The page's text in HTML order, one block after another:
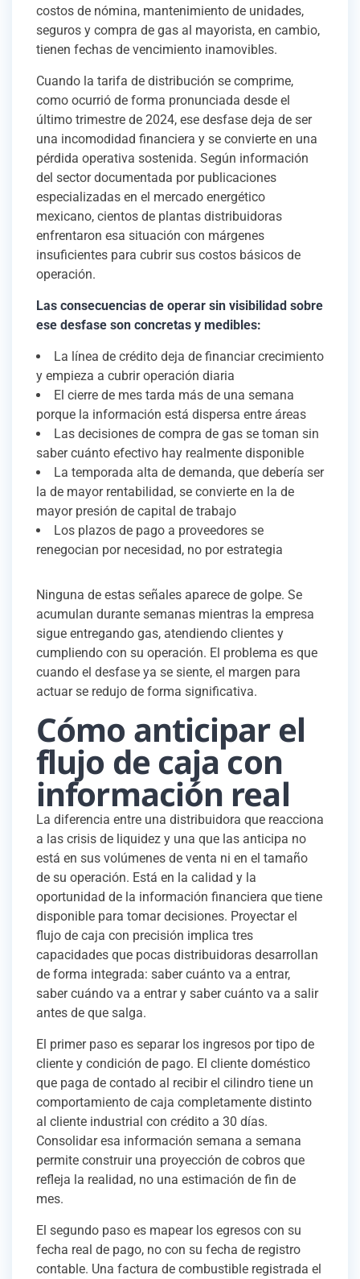
costos de nómina, mantenimiento de unidades,
seguros y compra de gas al mayorista, en cambio,
tienen fechas de vencimiento inamovibles.
Cuando la tarifa de distribución se comprime,
como ocurrió de forma pronunciada desde el
último trimestre de 2024, ese desfase deja de ser
una incomodidad financiera y se convierte en una
pérdida operativa sostenida. Según información
del sector documentada por publicaciones
especializadas en el mercado energético
mexicano, cientos de plantas distribuidoras
enfrentaron esa situación con márgenes
insuficientes para cubrir sus costos básicos de
operación.
Las consecuencias de operar sin visibilidad sobre
ese desfase son concretas y medibles:
La línea de crédito deja de financiar crecimiento
y empieza a cubrir operación diaria
El cierre de mes tarda más de una semana
porque la información está dispersa entre áreas
Las decisiones de compra de gas se toman sin
saber cuánto efectivo hay realmente disponible
La temporada alta de demanda, que debería ser
la de mayor rentabilidad, se convierte en la de
mayor presión de capital de trabajo
Los plazos de pago a proveedores se
renegocian por necesidad, no por estrategia
Ninguna de estas señales aparece de golpe. Se
acumulan durante semanas mientras la empresa
sigue entregando gas, atendiendo clientes y
cumpliendo con su operación. El problema es que
cuando el desfase ya se siente, el margen para
actuar se redujo de forma significativa.
Cómo anticipar el
flujo de caja con
información real
La diferencia entre una distribuidora que reacciona
a las crisis de liquidez y una que las anticipa no
está en sus volúmenes de venta ni en el tamaño
de su operación. Está en la calidad y la
oportunidad de la información financiera que tiene
disponible para tomar decisiones. Proyectar el
flujo de caja con precisión implica tres
capacidades que pocas distribuidoras desarrollan
de forma integrada: saber cuánto va a entrar,
saber cuándo va a entrar y saber cuánto va a salir
antes de que salga.
El primer paso es separar los ingresos por tipo de
cliente y condición de pago. El cliente doméstico
que paga de contado al recibir el cilindro tiene un
comportamiento de caja completamente distinto
al cliente industrial con crédito a 30 días.
Consolidar esa información semana a semana
permite construir una proyección de cobros que
refleja la realidad, no una estimación de fin de
mes.
El segundo paso es mapear los egresos con su
fecha real de pago, no con su fecha de registro
contable. Una factura de combustible registrada el